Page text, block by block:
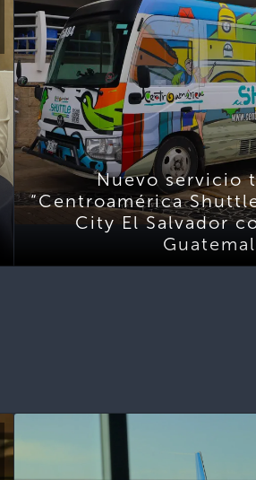
Nuevo servicio
“Centroamérica
City El Salvador